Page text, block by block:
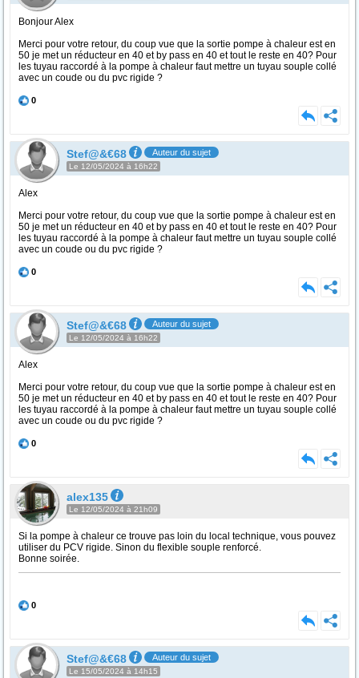
Bonjour Alex
Merci pour votre retour, du coup vue que la sortie pompe à chaleur est en
50 je met un réducteur en 40 et by pass en 40 et tout le reste en 40? Pour
les tuyau raccordé à la pompe à chaleur faut mettre un tuyau souple collé
avec un coude ou du pvc rigide ?
0
Stef@&€68 Auteur du sujet
Le 12/05/2024 à 16h22
Alex
Merci pour votre retour, du coup vue que la sortie pompe à chaleur est en
50 je met un réducteur en 40 et by pass en 40 et tout le reste en 40? Pour
les tuyau raccordé à la pompe à chaleur faut mettre un tuyau souple collé
avec un coude ou du pvc rigide ?
0
Stef@&€68 Auteur du sujet
Le 12/05/2024 à 16h22
Alex
Merci pour votre retour, du coup vue que la sortie pompe à chaleur est en
50 je met un réducteur en 40 et by pass en 40 et tout le reste en 40? Pour
les tuyau raccordé à la pompe à chaleur faut mettre un tuyau souple collé
avec un coude ou du pvc rigide ?
0
alex135
Le 12/05/2024 à 21h09
Si la pompe à chaleur ce trouve pas loin du local technique, vous pouvez
utiliser du PCV rigide. Sinon du flexible souple renforcé.
Bonne soirée.
0
Stef@&€68 Auteur du sujet
Le 15/05/2024 à 14h15